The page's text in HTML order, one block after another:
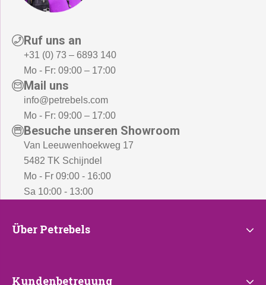
Ruf uns an
+31 (0) 73 – 6893 140
Mo - Fr: 09:00 – 17:00
Mail uns
info@petrebels.com
Mo - Fr: 09:00 – 17:00
Besuche unseren Showroom
Van Leeuwenhoekweg 17
5482 TK Schijndel
Mo - Fr 09:00 - 16:00
Sa 10:00 - 13:00
Über
Über Petrebels
Kundenbetreuung